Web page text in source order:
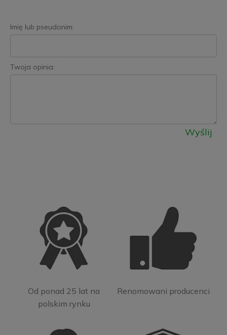
Imię lub pseudonim:
Twoja opinia:
Wyślij
Od ponad 25 lat na
polskim rynku
Renomowani producenci